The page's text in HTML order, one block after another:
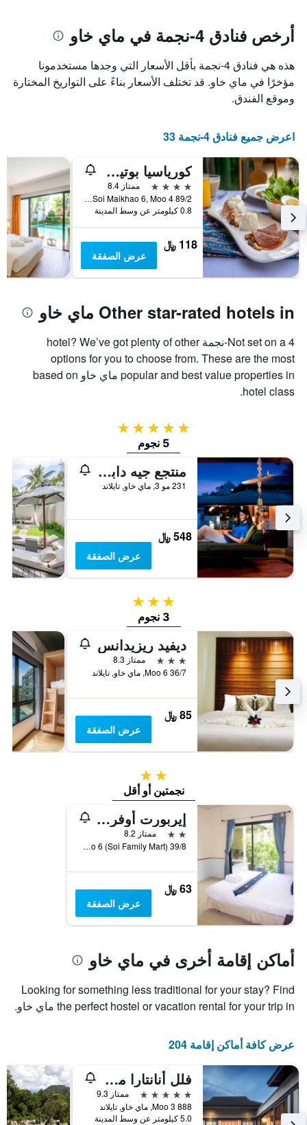
المخطط
1
محور
الذي
يعرض
غرفة
عطلة
نهاية
هذا
الأسبوع
خلال
آخر
3
أيام
محور
الذي
يعرض
عدد
الأيام
يتضمن
المخطط
التالي
1
محور
Y
الذي
يعرض
متوسط
سعر
غرفة
أرخص فنادق 4-نجمة في ماي خاو
هذه هي فنادق 4-نجمة بأقل الأسعار التي وجدها مستخدمونا
مؤخرًا في ماي خاو. قد تختلف الأسعار بناءً على التواريخ المختارة
وموقع الفندق.
اعرض جميع فنادق 4-نجمة 33
كورياسيا بوتيك ريزورت
4 نجوم
ممتاز 8.4
89/2 Soi Maikhao 6, Moo 4, ماي خاو, تايلاند
0.8 كيلومتر عن وسط المدينة
118 ﷼
عرض الصفقة
Other star-rated hotels in ماي خاو
Not set on a 4-نجمة hotel? We’ve got plenty of other
options for you to choose from. These are the most
popular and best value properties in ماي خاو based on
hotel class.
5 نجوم
5 نجوم
منتجع جيه دابليو ماريوت بوكيت ريزورت آند سبا
231 مو 3, ماي خاو, تايلاند
548 ﷼
عرض الصفقة
3 نجوم
3 نجوم
ديفيد ريزيدانس
3 نجوم
ممتاز 8.3
36/7 Moo 6, ماي خاو, تايلاند
85 ﷼
عرض الصفقة
2 نجمتين
نجمتين أو أقل
إيربورت أوفرنايت هوتل
2 نجمتين
ممتاز 8.2
39/8 Moo 6 (Soi Family Mart), ماي خاو, تايلاند
63 ﷼
عرض الصفقة
أماكن إقامة أخرى في ماي خاو
Looking for something less traditional for your stay? Find
the perfect hostel or vacation rental for your trip in ماي خاو.
عرض كافة أماكن إقامة 204
فلل أنانتارا ماي خاو بوكيت
5 نجوم
ممتاز 9.3
888 Moo 3, ماي خاو, تايلاند
5.0 كيلومتر عن وسط المدينة